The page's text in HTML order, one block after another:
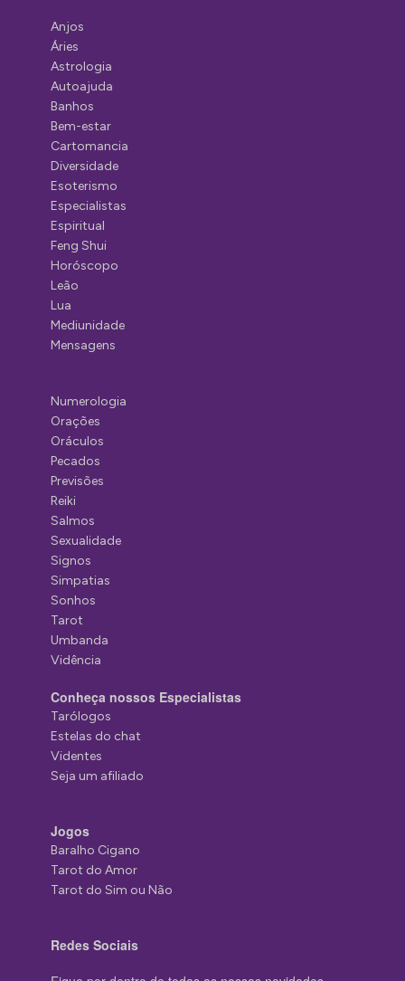
Anjos
Áries
Astrologia
Autoajuda
Banhos
Bem-estar
Cartomancia
Diversidade
Esoterismo
Especialistas
Espiritual
Feng Shui
Horóscopo
Leão
Lua
Mediunidade
Mensagens
Numerologia
Orações
Oráculos
Pecados
Previsões
Reiki
Salmos
Sexualidade
Signos
Simpatias
Sonhos
Tarot
Umbanda
Vidência
Conheça nossos Especialistas
Tarólogos
Estelas do chat
Videntes
Seja um afiliado
Jogos
Baralho Cigano
Tarot do Amor
Tarot do Sim ou Não
Redes Sociais